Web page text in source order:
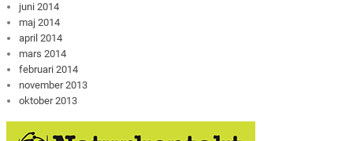
juni 2014
maj 2014
april 2014
mars 2014
februari 2014
november 2013
oktober 2013